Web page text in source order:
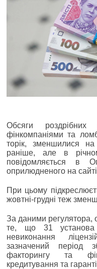
Обсяги
фінкомпаніями та
торік, зменшилися
раніше, але в
повідомляється в
оприлюдненого на
При цьому
жовтні-грудні теж
За даними регулятора,
те, що 31 установа
невиконання
зазначений період
факторингу та
кредитування та